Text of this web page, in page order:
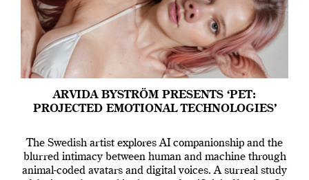
ARVIDA BYSTRÖM PRESENTS ‘PET:
PROJECTED EMOTIONAL TECHNOLOGIES’
The Swedish artist explores AI companionship and the
blurred intimacy between human and machine through
animal-coded avatars and digital voices. A surreal study